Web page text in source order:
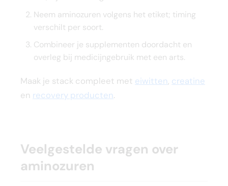
Neem aminozuren volgens het etiket; timing
verschilt per soort.
Combineer je supplementen doordacht en
overleg bij medicijngebruik met een arts.
Maak je stack compleet met eiwitten, creatine
en recovery producten.
Veelgestelde vragen over
aminozuren